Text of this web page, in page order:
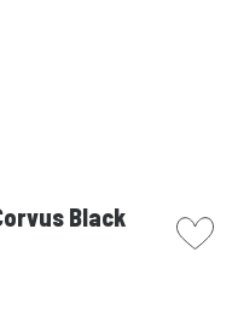
Black
picto